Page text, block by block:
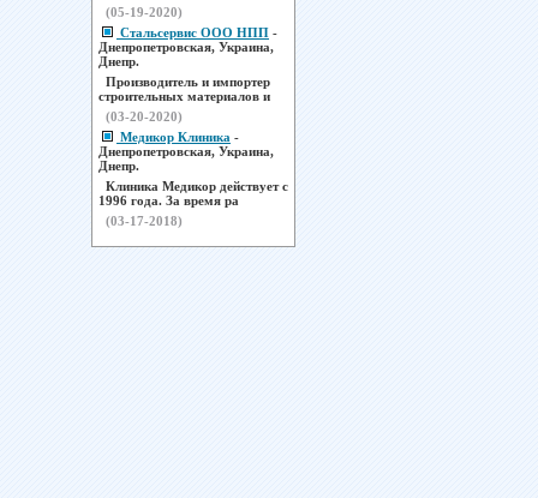
(05-19-2020)
Стальсервис ООО НПП -
Днепропетровская, Украина,
Днепр.
Производитель и импортер
строительных материалов и
(03-20-2020)
Медикор Клиника -
Днепропетровская, Украина,
Днепр.
Клиника Медикор действует с
1996 года. За время ра
(03-17-2018)